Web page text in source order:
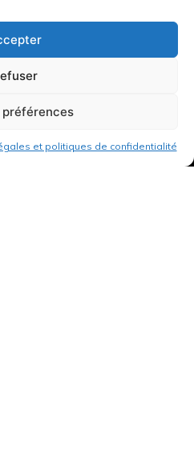
préférences
et politiques de confidentialité